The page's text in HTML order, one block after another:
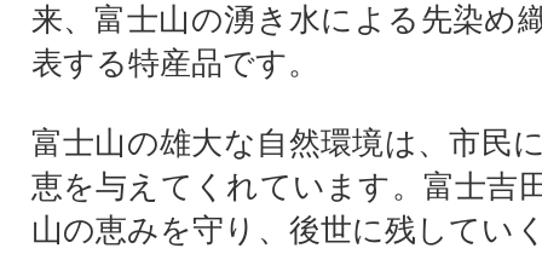
来、富士山の湧き水による先染め
表する特産品です。
富士山の雄大な自然環境は、市民
恵を与えてくれています。富士吉
山の恵みを守り、後世に残してい